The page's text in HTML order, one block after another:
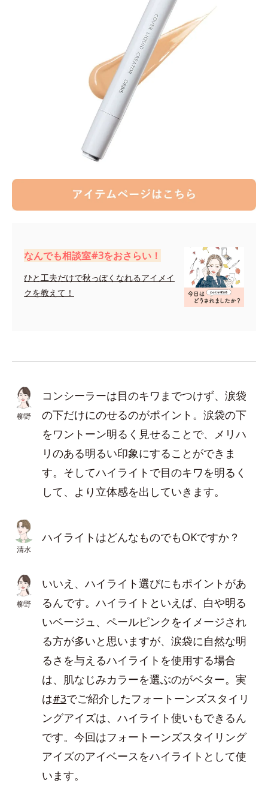
なんでも相談室#3をおさらい！
ひと工夫だけで秋っぽくなれるアイメイ
クを教えて！
柳野
コンシーラーは目のキワまでつけず、涙袋
の下だけにのせるのがポイント。涙袋の下
をワントーン明るく見せることで、メリハ
リのある明るい印象にすることができま
す。そしてハイライトで目のキワを明るく
して、より立体感を出していきます。
清水
ハイライトはどんなものでもOKですか？
柳野
いいえ、ハイライト選びにもポイントがあ
るんです。ハイライトといえば、白や明る
いベージュ、ペールピンクをイメージされ
る方が多いと思いますが、涙袋に自然な明
るさを与えるハイライトを使用する場合
は、肌なじみカラーを選ぶのがベター。実
は#3でご紹介したフォートーンズスタイリ
ングアイズは、ハイライト使いもできるん
です。今回はフォートーンズスタイリング
アイズのアイベースをハイライトとして使
います。